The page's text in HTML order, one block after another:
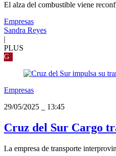
El alza del combustible viene
Empresas
Sandra Reyes
PLUS
G
Empresas
29/05/2025
13:45
Cruz del Sur Cargo
La empresa de transporte